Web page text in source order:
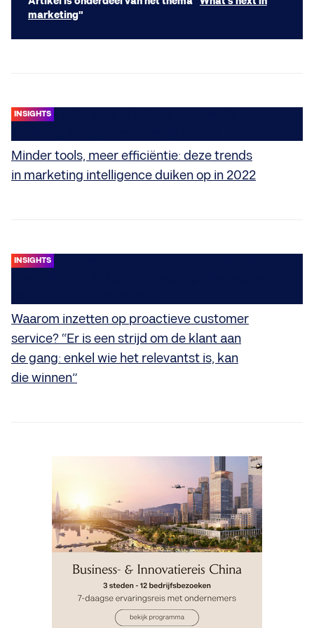
marketing"
INSIGHTS
Minder tools, meer efficiëntie: deze trends
in marketing intelligence duiken op in 2022
INSIGHTS
Waarom inzetten op proactieve customer
service? “Er is een strijd om de klant aan
de gang: enkel wie het relevantst is, kan
die winnen”